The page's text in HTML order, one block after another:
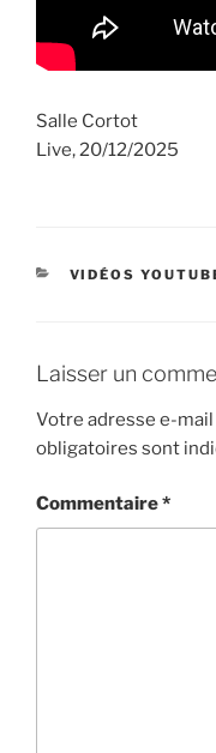
Salle Cortot
Live, 20/12/2025
CATÉGORIES
VIDÉOS
Laisser un
Votre adresse e-
obligatoires sont
Commentaire*